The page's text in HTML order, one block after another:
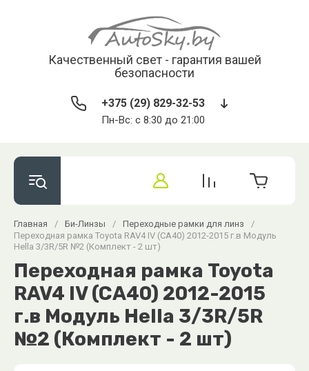
Качественный свет - гарантия вашей
безопасности
+375 (29) 829-32-53
Пн-Вс: с 8:30 до 21:00
Главная / Би-Линзы / Переходные рамки для линз
/
Переходная рамка Toyota RAV4 IV (CA40) 2012-2015 г.в Модуль
Hella 3/3R/5R №2 (Комплект - 2 шт)
Переходная рамка Toyota
RAV4 IV (CA40) 2012-2015
г.в Модуль Hella 3/3R/5R
№2 (Комплект - 2 шт)